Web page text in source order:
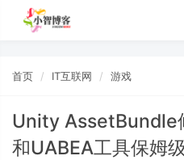
首页 IT互联网 游戏
Unity AssetBundle
和UABEA工具保姆